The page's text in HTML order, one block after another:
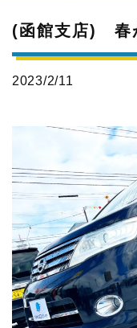
(函館支店) 春
2023/2/11